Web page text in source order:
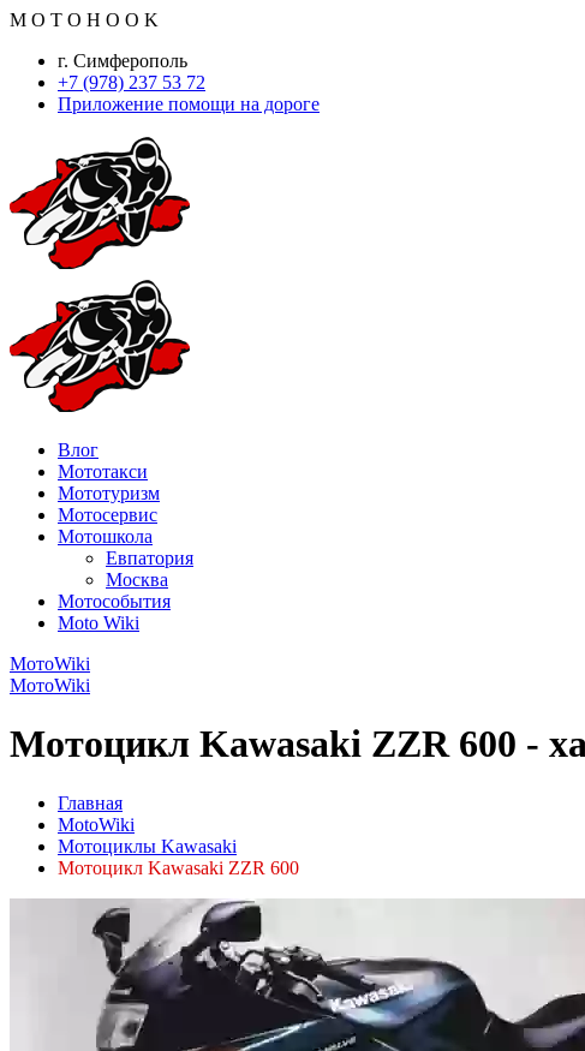
M O T O H O O K
г. Симферополь
+7 (978) 237 53 72
Приложение помощи на дороге
Влог
Мототакси
Мототуризм
Мотосервис
Мотошкола
Евпатория
Москва
Мотособытия
Moto Wiki
МотоWiki
МотоWiki
Мотоцикл Kawasaki ZZR 600 -
Главная
MotoWiki
Мотоциклы Kawasaki
Мотоцикл Kawasaki ZZR 600